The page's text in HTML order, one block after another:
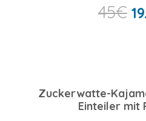
45€
Zuckerwatte-
Einteiler mit